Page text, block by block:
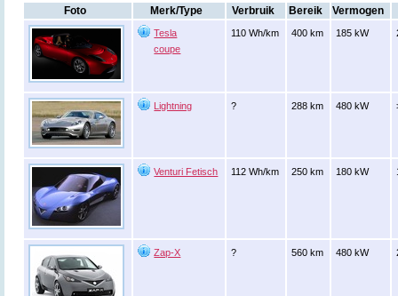
Foto Merk/Type Verbruik Bereik Vermogen
Tesla
coupe
110 Wh/km 400 km 185 kW
Lightning ? 288 km 480 kW
Venturi Fetisch 112 Wh/km 250 km 180 kW
Zap-X ? 560 km 480 kW